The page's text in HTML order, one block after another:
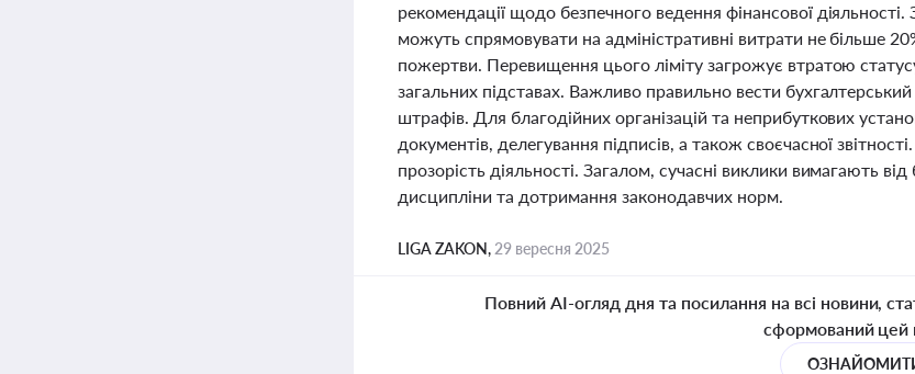
рекомендації щодо безпечного ведення фінансової
можуть спрямовувати на адміністративні витрати не більше
пожертви. Перевищення цього ліміту загрожує втратою
загальних підставах. Важливо правильно вести
штрафів. Для благодійних організацій та неприбуткових
документів, делегування підписів, а також своєчасної
прозорість діяльності. Загалом, сучасні виклики вимагають
дисципліни та дотримання законодавчих норм.
LIGA ZAKON, 29 вересня 2025
Повний AI-огляд дня та посилання на всі новини,
сформований цей